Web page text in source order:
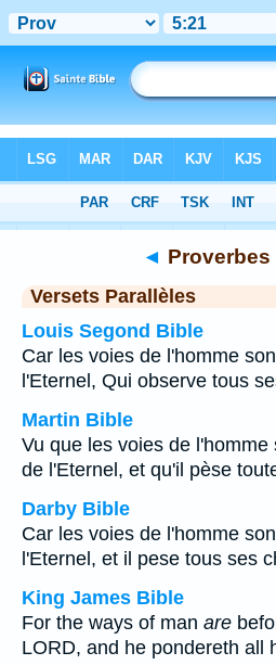
Chapitre 5> Verset 21
◄ Proverbes
Versets Parallèles
Louis Segond Bible
Car les voies de l'homme
l'Eternel, Qui observe tous
Martin Bible
Vu que les voies de
de l'Eternel, et qu'il pèse
Darby Bible
Car les voies de l'homme
l'Eternel, et il pese tous ses
King James Bible
For the ways of man are
LORD, and he pondereth all